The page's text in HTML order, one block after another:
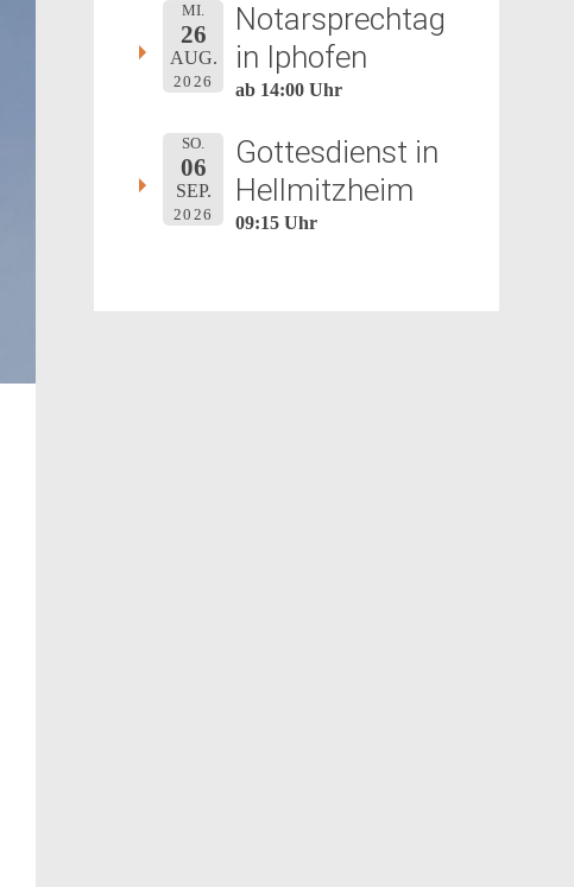
MI.
26
AUG.
2026
Notarsprechtag
in Iphofen
ab 14:00 Uhr
SO.
06
SEP.
2026
Gottesdienst in
Hellmitzheim
09:15 Uhr